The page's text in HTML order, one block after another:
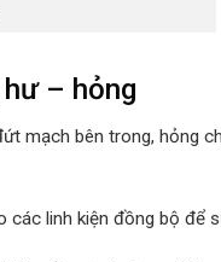
– hỏng
mạch bên trong, hỏng
linh kiện đồng bộ để